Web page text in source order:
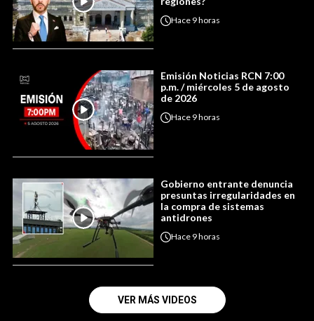
Hace 9 horas
Emisión Noticias RCN 7:00
p.m. / miércoles 5 de agosto
de 2026
Hace 9 horas
Gobierno entrante denuncia
presuntas irregularidades en
la compra de sistemas
antidrones
Hace 9 horas
VER MÁS VIDEOS